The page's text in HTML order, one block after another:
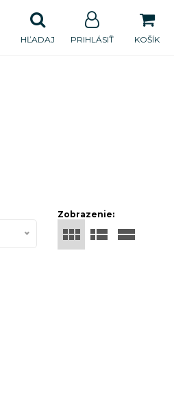
KOŠÍK
PRIHLÁSIŤ
HĽADAJ
Zobrazenie: